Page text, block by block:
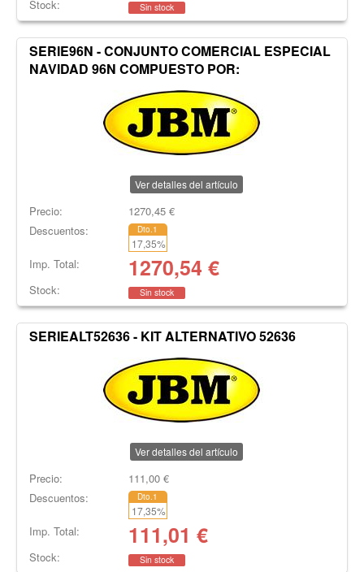
Stock: Sin stock
SERIE96N - CONJUNTO COMERCIAL ESPECIAL
NAVIDAD 96N COMPUESTO POR:
Ver detalles del artículo
Precio: 1270,45€
Descuentos:
Dto.1
17,35%
Imp. Total: 1270,54 €
Stock: Sin stock
SERIEALT52636 - KIT ALTERNATIVO 52636
Ver detalles del artículo
Precio: 111,00€
Descuentos:
Dto.1
17,35%
Imp. Total: 111,01 €
Stock: Sin stock